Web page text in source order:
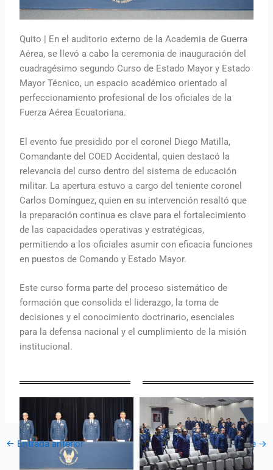
Quito | En el auditorio externo de la Academia de Guerra
Aérea, se llevó a cabo la ceremonia de inauguración del
cuadragésimo segundo Curso de Estado Mayor y Estado
Mayor Técnico, un espacio académico orientado al
perfeccionamiento profesional de los oficiales de la
Fuerza Aérea Ecuatoriana.
El evento fue presidido por el coronel Diego Matilla,
Comandante del COED Accidental, quien destacó la
relevancia del curso dentro del sistema de educación
militar. La apertura estuvo a cargo del teniente coronel
Carlos Domínguez, quien en su intervención resaltó que
la preparación continua es clave para el fortalecimiento
de las capacidades operativas y estratégicas,
permitiendo a los oficiales asumir con eficacia funciones
en puestos de Comando y Estado Mayor.
Este curso forma parte del proceso sistemático de
formación que consolida el liderazgo, la toma de
decisiones y el conocimiento doctrinario, esenciales
para la defensa nacional y el cumplimiento de la misión
institucional.
← Entrada anterior Entrada siguiente →